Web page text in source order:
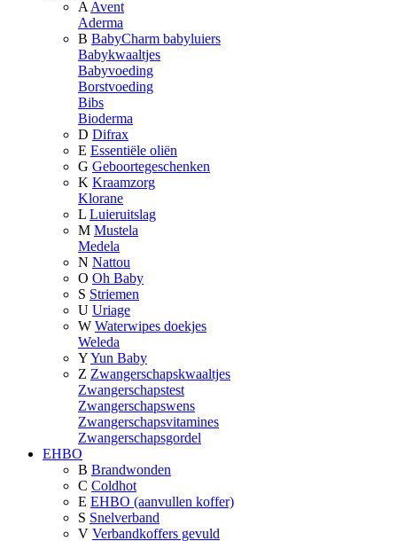
A Avent
Aderma
B BabyCharm babyluiers
Babykwaaltjes
Babyvoeding
Borstvoeding
Bibs
Bioderma
D Difrax
E Essentiële oliën
G Geboortegeschenken
K Kraamzorg
Klorane
L Luieruitslag
M Mustela
Medela
N Nattou
O Oh Baby
S Striemen
U Uriage
W Waterwipes doekjes
Weleda
YYun Baby
Z Zwangerschapskwaaltjes
Zwangerschapstest
Zwangerschapswens
Zwangerschapsvitamines
Zwangerschapsgordel
EHBO
B Brandwonden
C Coldhot
E EHBO (aanvullen koffer)
S Snelverband
V Verbandkoffers gevuld